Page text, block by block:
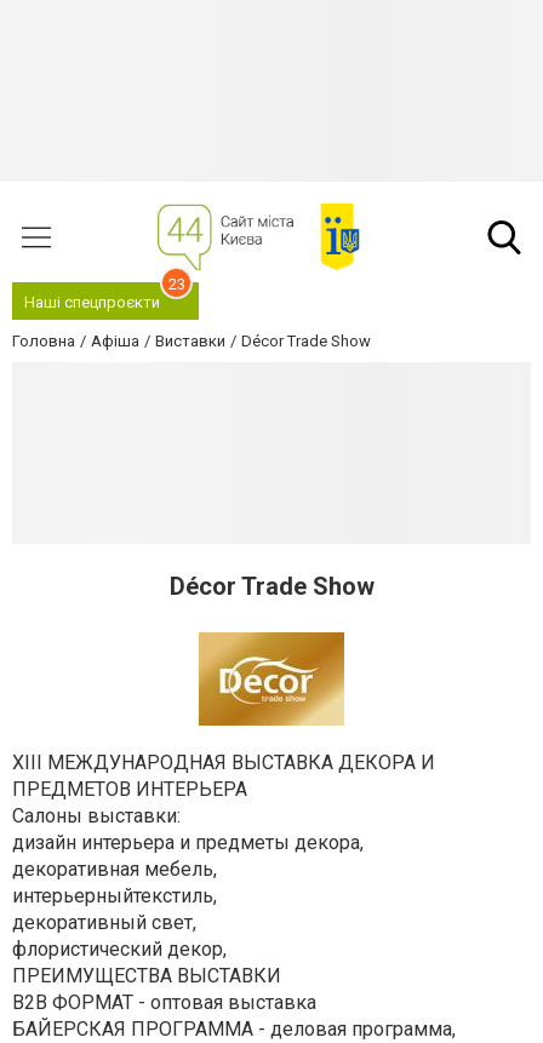
Наші спецпроєкти
23
Головна Афіша Виставки Décor Trade Show
Décor Trade Show
XIII МЕЖДУНАРОДНАЯ ВЫСТАВКА ДЕКОРА И
ПРЕДМЕТОВ ИНТЕРЬЕРА
Салоны выставки:
дизайн интерьера и предметы декора,
декоративная мебель,
интерьерныйтекстиль,
декоративный свет,
флористический декор,
ПРЕИМУЩЕСТВА ВЫСТАВКИ
B2B ФОРМАТ - оптовая выставка
БАЙЕРСКАЯ ПРОГРАММА - деловая программа,